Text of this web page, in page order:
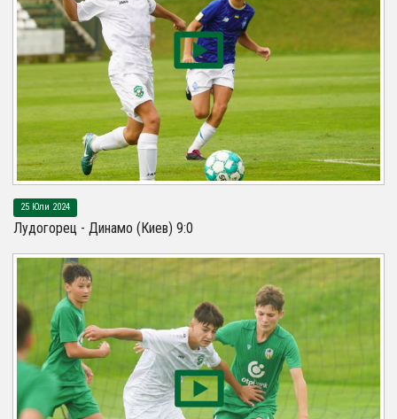
25 Юли 2024
Лудогорец - Динамо (Киев) 9:0